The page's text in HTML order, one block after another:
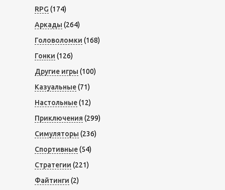
RPG (174)
Аркады (264)
Головоломки (168)
Гонки (126)
Другие игры (100)
Казуальные(71)
Настольные(12)
Приключения (299)
Симуляторы (236)
Спортивные(54)
Стратегии (221)
Файтинги (2)